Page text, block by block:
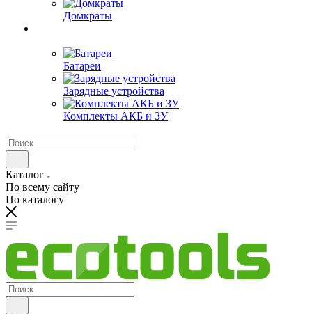
Домкраты
Батареи
Зарядные устройства
Комплекты АКБ и ЗУ
Каталог
По всему сайту
По каталогу